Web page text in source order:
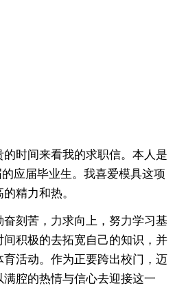
时间来看我的求职信。本人是
应届毕业生。我喜爱模具这项
精力和热。
刻苦，力求向上，努力学习基
积极的去拓宽自己的知识，并
活动。作为正要跨出校门，迈
腔的热情与信心去迎接这一